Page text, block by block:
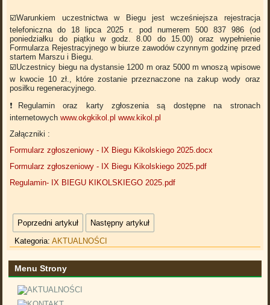
☑️Warunkiem uczestnictwa w Biegu jest wcześniejsza rejestracja
telefoniczna do 18 lipca 2025 r. pod numerem 500 837 986 (od
poniedziałku do piątku w godz. 8.00 do 15.00) oraz wypełnienie
Formularza Rejestracyjnego w biurze zawodów czynnym godzinę przed
startem Marszu i Biegu.
☑️Uczestnicy biegu na dystansie 1200 m oraz 5000 m wnoszą wpisowe
w kwocie 10 zł., które zostanie przeznaczone na zakup wody oraz
posiłku regeneracyjnego.
❗️Regulamin oraz karty zgłoszenia są dostępne na stronach
internetowychwww.okgkikol.pl www.kikol.pl
Załączniki :
Formularz zgłoszeniowy - IX Biegu Kikolskiego 2025.docx
Formularz zgłoszeniowy - IX Biegu Kikolskiego 2025.pdf
Regulamin- IX BIEGU KIKOLSKIEGO 2025.pdf
Poprzedni artykuł
Następny artykuł
Kategoria:AKTUALNOŚCI
Menu Strony